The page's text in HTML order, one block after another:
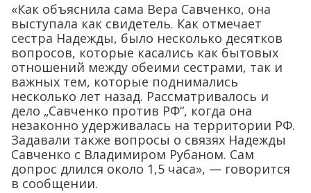
«Как объяснила сама Вера Савченко, она
выступала как свидетель. Как отмечает
сестра Надежды, было несколько десятков
вопросов, которые касались как бытовых
отношений между обеими сестрами, так и
важных тем, которые поднимались
несколько лет назад. Рассматривалось и
дело „Савченко против РФ“, когда она
незаконно удерживалась на территории РФ.
Задавали также вопросы о связях Надежды
Савченко с Владимиром Рубаном. Сам
допрос длился около 1,5 часа», — говорится
в сообщении.